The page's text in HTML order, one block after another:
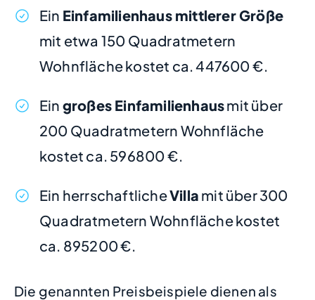
Ein Einfamilienhaus mittlerer Größe
mit etwa 150 Quadratmetern
Wohnfläche kostet ca. 447600 €.
Ein großes Einfamilienhausmit über
200 Quadratmetern Wohnfläche
kostet ca. 596800 €.
Ein herrschaftlicheVilla mit über 300
Quadratmetern Wohnfläche kostet
ca. 895200 €.
Die genannten Preisbeispiele dienen als